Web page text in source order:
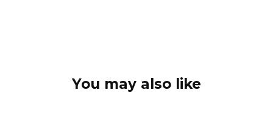
You may also like